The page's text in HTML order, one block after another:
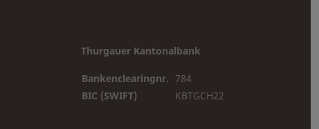
Thurgauer Kantonalbank
Bankenclearingnr. 784
BIC (SWIFT)
KBTGCH22